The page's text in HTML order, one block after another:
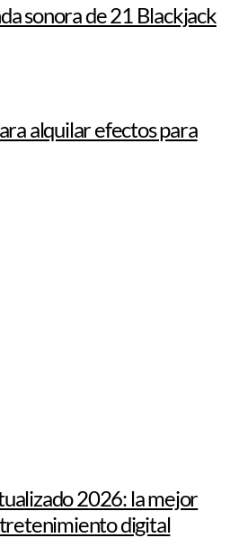
sonora de 21 Blackjack
alquilar efectos para
2026: la mejor
digital